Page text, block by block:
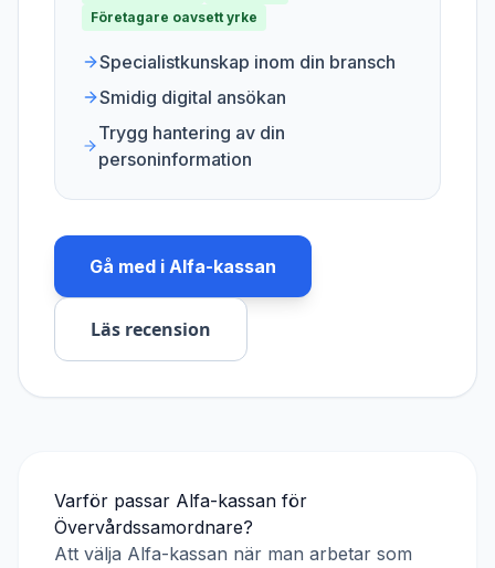
Företagare oavsett yrke
Specialistkunskap inom din bransch
Smidig digital ansökan
Trygg hantering av din
personinformation
Gå med i Alfa-kassan
Läs recension
Varför passar Alfa-kassan för
Övervårdssamordnare?
Att välja Alfa-kassan när man arbetar som